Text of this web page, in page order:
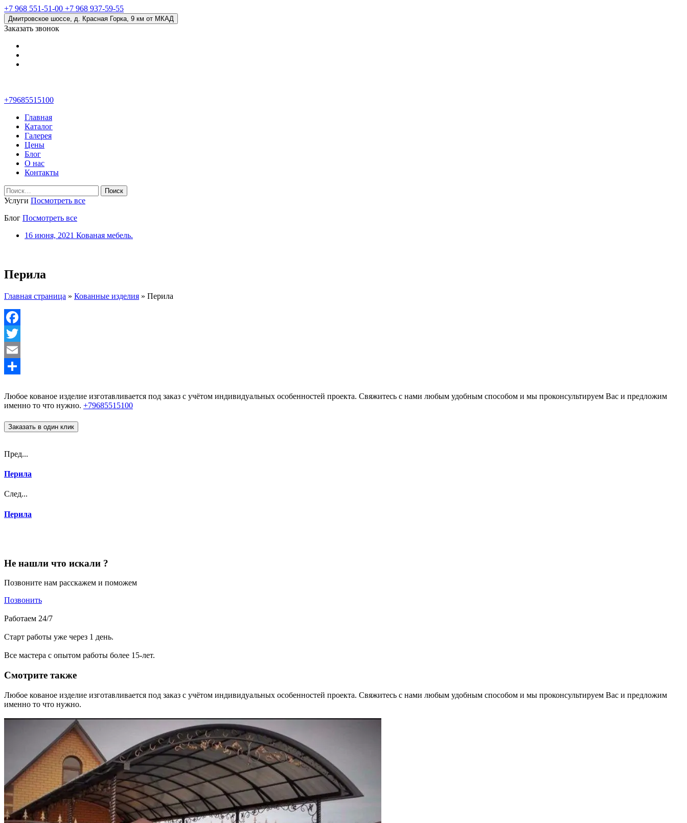
+7 968 551-51-00 +7 968 937-59-55
Дмитровское шоссе, д. Красная Горка, 9 км от МКАД
Заказать звонок
+79685515100
Главная
Каталог
Галерея
Цены
Блог
О нас
Контакты
Найти:
Услуги Посмотреть все
Блог Посмотреть все
16 июня, 2021 Кованая мебель.
Перила
Главная страница » Кованные изделия » Перила
Facebook
Twitter
Email
Любое кованое изделие изготавливается под заказ с учётом индивидуальных особенностей проекта. Свяжитесь с нами любым удобным способом и мы проконсультируем Вас и предложим
именно то что нужно. +79685515100
Заказать в один клик
Пред...
Перила
След...
Перила
Не нашли что искали ?
Позвоните нам расскажем и поможем
Позвонить
Работаем 24/7
Старт работы уже через 1 день.
Все мастера с опытом работы более 15-лет.
Смотрите также
Любое кованое изделие изготавливается под заказ с учётом индивидуальных особенностей проекта. Свяжитесь с нами любым удобным способом и мы проконсультируем Вас и предложим
именно то что нужно.